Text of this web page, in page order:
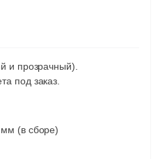
и прозрачный).
под заказ.
(в сборе)